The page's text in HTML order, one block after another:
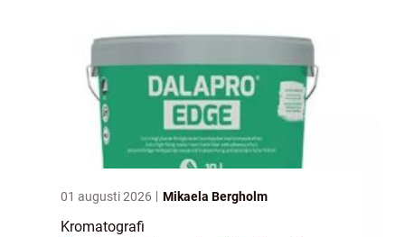
01 augusti 2026 Mikaela Bergholm
Kromatografi